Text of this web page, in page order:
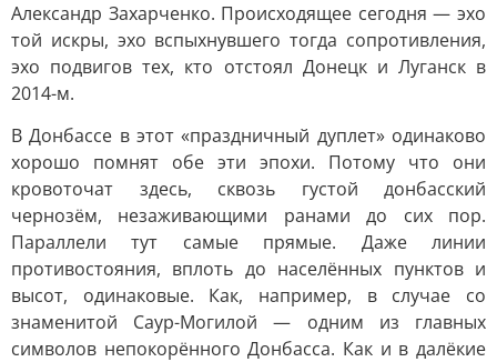
Александр Захарченко. Происходящее сегодня — эхо
той искры, эхо вспыхнувшего тогда сопротивления,
эхо подвигов тех, кто отстоял Донецк и Луганск в
2014-м.
В Донбассе в этот «праздничный дуплет» одинаково
хорошо помнят обе эти эпохи. Потому что они
кровоточат здесь, сквозь густой донбасский
чернозём, незаживающими ранами до сих пор.
Параллели тут самые прямые. Даже линии
противостояния, вплоть до населённых пунктов и
высот, одинаковые. Как, например, в случае со
знаменитой Саур-Могилой — одним из главных
символов непокорённого Донбасса. Как и в далёкие